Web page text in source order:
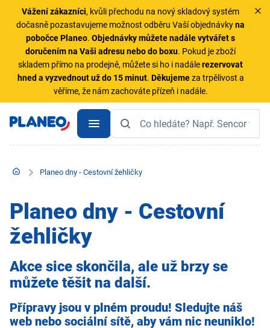
Vážení zákazníci, kvůli přechodu na nový skladový systém
dočasně pozastavujeme možnost odběru Vaší objednávkyna
pobočce Planeo.Objednávky můžete nadále vytvářet s
doručením na Vaši adresu nebo do boxu. Pokud je zboží
skladem přímo na prodejně, můžete si ho i nadálerezervovat
hned a vyzvednout už do 15 minut. Děkujemeza trpělivost a
věříme, že nám zachováte přízeň i nadále.
Planeo dny - Cestovní žehličky
Planeo dny - Cestovní
žehličky
Akce sice skončila, ale už brzy se
můžete těšit na další.
Přípravy jsou v plném proudu! Sledujte náš
web nebo sociální sítě, aby vám nic neuniklo!